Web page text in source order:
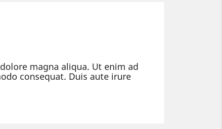
magna aliqua. Ut enim ad
consequat. Duis aute irure